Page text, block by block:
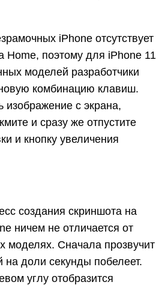
iPhone отсутствует
Home, поэтому для iPhone 11
моделей разработчики
комбинацию клавиш.
изображение с экрана,
и сразу же отпустите
и кнопку увеличения
создания скриншота на
ничем не отличается от
моделях. Сначала прозвучит
на доли секунды побелеет.
углу отобразится